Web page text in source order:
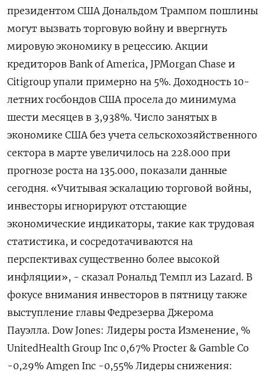
президентом США Дональдом Трампом пошлины
могут вызвать торговую войну и ввергнуть
мировую экономику в рецессию. Акции
кредиторов Bank of America, JPMorgan Chase и
Citigroup упали примерно на 5%. Доходность 10-
летних госбондов США просела до минимума
шести месяцев в 3,938%. Число занятых в
экономике США без учета сельскохозяйственного
сектора в марте увеличилось на 228.000 при
прогнозе роста на 135.000, показали данные
сегодня. «Учитывая эскалацию торговой войны,
инвесторы игнорируют отстающие
экономические индикаторы, такие как трудовая
статистика, и сосредотачиваются на
перспективах существенно более высокой
инфляции», - сказал Рональд Темпл из Lazard. В
фокусе внимания инвесторов в пятницу также
выступление главы Федрезерва Джерома
Пауэлла. Dow Jones: Лидеры роста Изменение, %
UnitedHealth Group Inc 0,67% Procter & Gamble Co
-0,29% Amgen Inc -0,55% Лидеры снижения: